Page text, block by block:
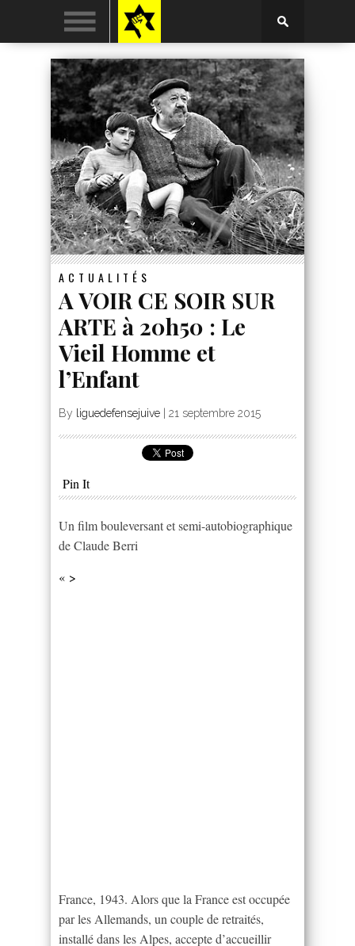
ACTUALITÉS
A VOIR CE SOIR SUR
ARTE à 20h50 : Le
Vieil Homme et
l’Enfant
By liguedefensejuive 21 septembre 2015
Pin It
Un film bouleversant et semi-autobiographique
de Claude Berri
« >
France, 1943. Alors que la France est occupée
par les Allemands, un couple de retraités,
installé dans les Alpes, accepte d’accueillir